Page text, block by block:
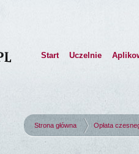
Start Uczelnie
Strona główna Opłata